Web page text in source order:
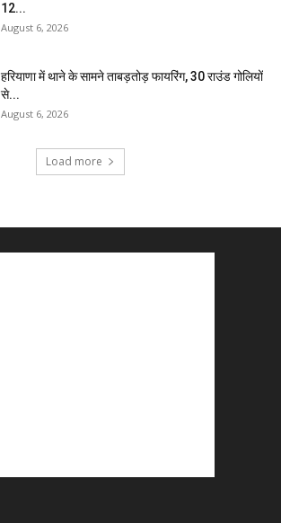
12...
August 6, 2026
हरियाणा में थाने के सामने ताबड़तोड़ फायरिंग, 30 राउंड गोलियों
से...
August 6, 2026
Load more